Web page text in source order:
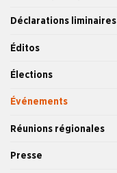
Déclarations liminaires
Éditos
Élections
Événements
Réunions régionales
Presse